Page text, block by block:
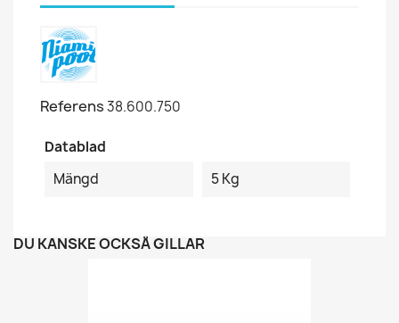
Referens38.600.750
Datablad
Mängd
5 Kg
DU KANSKE OCKSÅ GILLAR